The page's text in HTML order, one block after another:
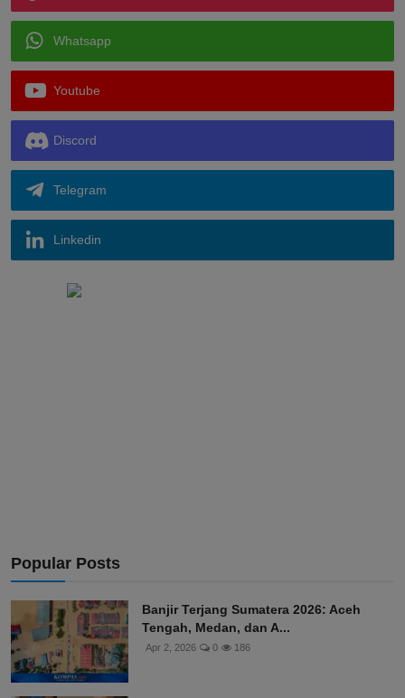
Whatsapp
Youtube
Discord
Telegram
Linkedin
Popular Posts
Banjir Terjang Sumatera 2026: Aceh
Tengah, Medan, dan A...
Apr 2, 2026 0 186